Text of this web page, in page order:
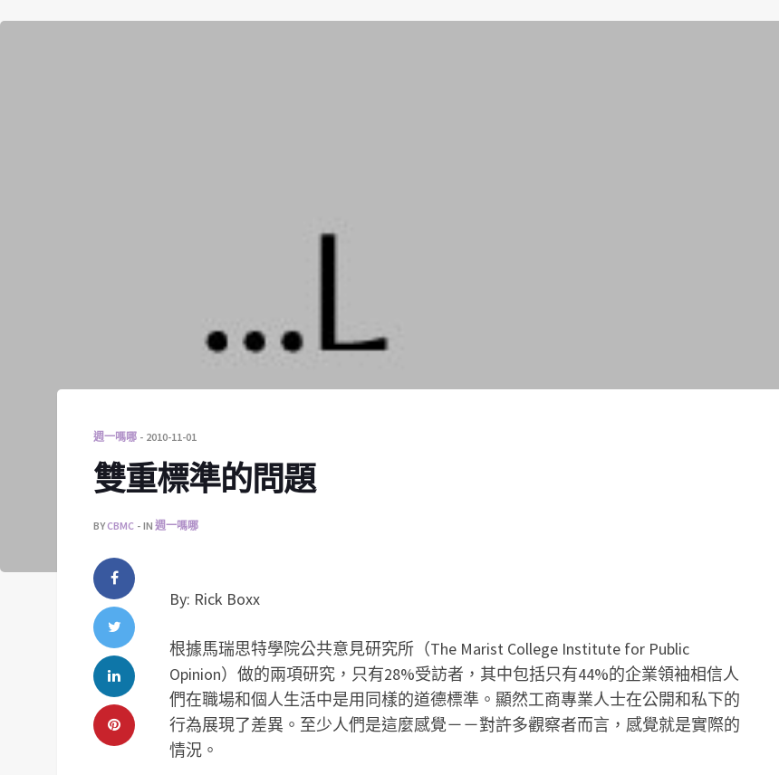
週一嗎哪 2010-11-01
雙重標準的問題
BYCBMC IN 週一嗎哪
By: Rick Boxx
根據馬瑞思特學院公共意見研究所（The Marist College Institute for Public
Opinion）做的兩項研究，只有28%受訪者，其中包括只有44%的企業領袖相信人
們在職場和個人生活中是用同樣的道德標準。顯然工商專業人士在公開和私下的
行為展現了差異。至少人們是這麼感覺－－對許多觀察者而言，感覺就是實際的
情況。